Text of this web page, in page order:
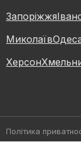
Запоріжжя
Миколаїв
Херсон
Політика